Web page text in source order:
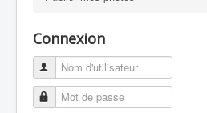
TOUT SUR LE GUMS
ESCALADE
ALPINISME
Connexion